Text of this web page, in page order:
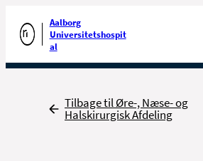
Gå til forsiden
Aalborg
Universitetshospit
al
Tilbage
Tilbage til Øre-, Næse- og
Halskirurgisk Afdeling